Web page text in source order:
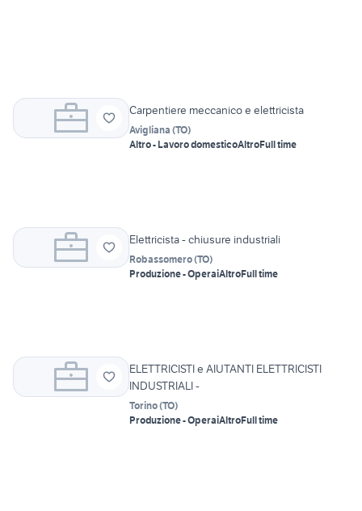
Carpentiere meccanico e elettricista
Avigliana (TO)
Altro - Lavoro domesticoAltroFull time
Elettricista - chiusure industriali
Robassomero(TO)
Produzione - OperaiAltroFull time
ELETTRICISTI e AIUTANTI ELETTRICISTI
INDUSTRIALI -
Torino(TO)
Produzione - OperaiAltroFull time